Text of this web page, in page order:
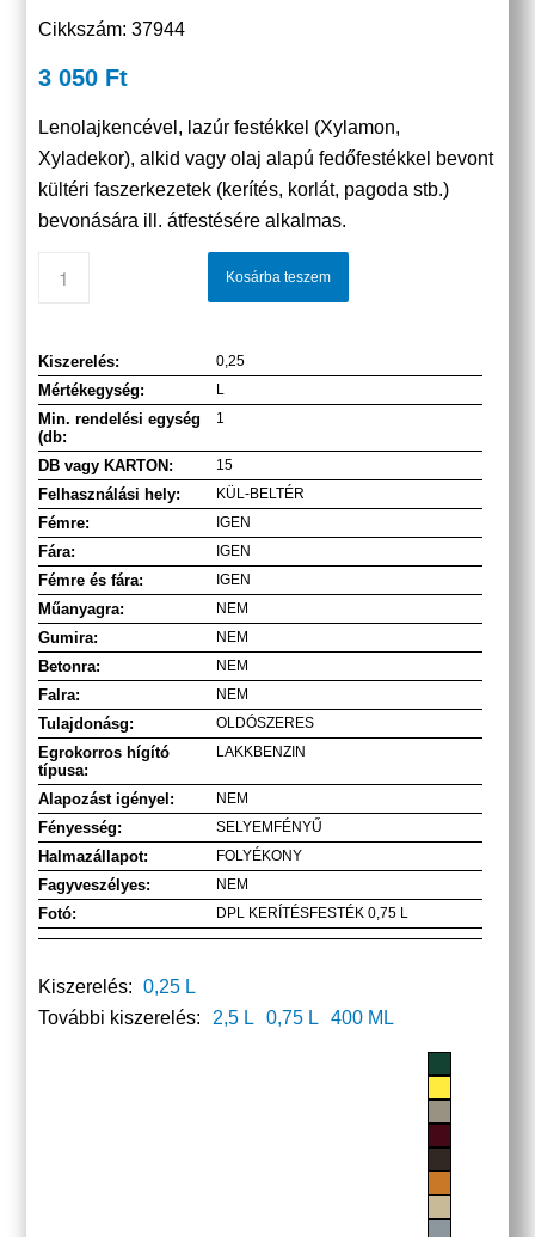
Cikkszám: 37944
3 050 Ft
Lenolajkencével, lazúr festékkel (Xylamon,
Xyladekor), alkid vagy olaj alapú fedőfestékkel bevont
kültéri faszerkezetek (kerítés, korlát, pagoda stb.)
bevonására ill. átfestésére alkalmas.
Kosárba teszem
Kiszerelés: 0,25
Mértékegység: L
Min. rendelési egység
(db:
1
DB vagy KARTON: 15
Felhasználási hely: KÜL-BELTÉR
Fémre: IGEN
Fára: IGEN
Fémre és fára: IGEN
Műanyagra: NEM
Gumira: NEM
Betonra: NEM
Falra: NEM
Tulajdonásg: OLDÓSZERES
Egrokorros hígító
típusa:
LAKKBENZIN
Alapozást igényel: NEM
Fényesség: SELYEMFÉNYŰ
Halmazállapot: FOLYÉKONY
Fagyveszélyes: NEM
Fotó: DPL KERÍTÉSFESTÉK 0,75 L
Kiszerelés:
0,25 L
További kiszerelés:
2,5 L 0,75 L 400 ML